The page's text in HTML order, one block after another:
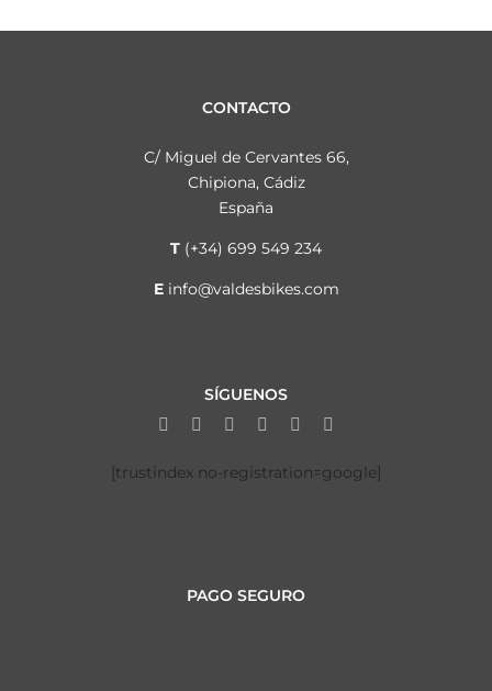
CONTACTO
C/ Miguel de Cervantes 66,
Chipiona, Cádiz
España
T (+34) 699 549 234
E info@valdesbikes.com
SÍGUENOS
[trustindex no-registration=google]
PAGO SEGURO